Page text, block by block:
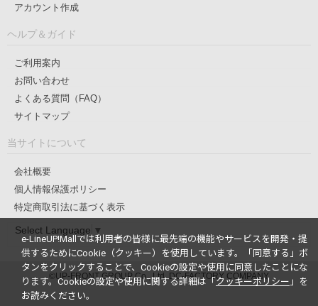
アカウント作成
ヘルプ＆ガイド
ご利用案内
お問い合わせ
よくある質問（FAQ）
サイトマップ
当サイトについて
会社概要
個人情報保護ポリシー
特定商取引法に基づく表示
Select Language ▼
©UP-FRONT GROUP Co., Ltd. DC-FACTORY COMPANY
e-LineUP!Mallでは利用者の皆様に最先端の機能やサービスを開発・提
供するためにCookie（クッキー）を使用しています。
「同意する」ボ
タンをクリックすることで、Cookieの設定や使用に同意したことにな
ります。Cookieの設定や使用に関する詳細は「 クッキーポリシー 」を
お読みください。